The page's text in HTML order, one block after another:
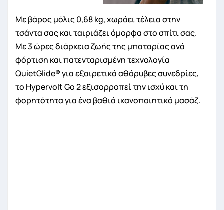
Με βάρος μόλις 0,68 kg, χωράει τέλεια στην
τσάντα σας και ταιριάζει όμορφα στο σπίτι σας.
Με 3 ώρες διάρκεια ζωής της μπαταρίας ανά
φόρτιση και πατενταρισμένη τεχνολογία
QuietGlide® για εξαιρετικά αθόρυβες συνεδρίες,
το Hypervolt Go 2 εξισορροπεί την ισχύ και τη
φορητότητα για ένα βαθιά ικανοποιητικό μασάζ.